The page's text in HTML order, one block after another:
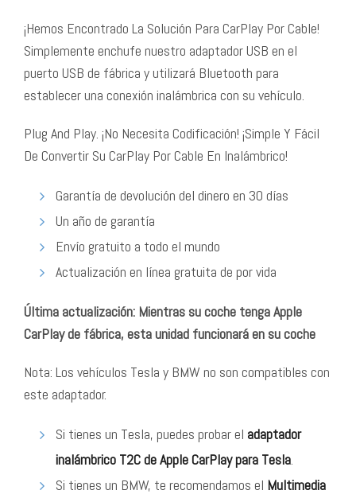
¡Hemos Encontrado La Solución Para CarPlay Por Cable!
Simplemente enchufe nuestro adaptador USB en el
puerto USB de fábrica y utilizará Bluetooth para
establecer una conexión inalámbrica con su vehículo.
Plug And Play. ¡No Necesita Codificación! ¡Simple Y Fácil
De Convertir Su CarPlay Por Cable En Inalámbrico!
Garantía de devolución del dinero en 30 días
Un año de garantía
Envío gratuito a todo el mundo
Actualización en línea gratuita de por vida
Última actualización: Mientras su coche tenga Apple
CarPlay de fábrica, esta unidad funcionará en su coche
Nota: Los vehículos Tesla y BMW no son compatibles con
este adaptador.
Si tienes un Tesla, puedes probar el adaptador
inalámbrico T2C de Apple CarPlay para Tesla.
Si tienes un BMW, te recomendamos el Multimedia